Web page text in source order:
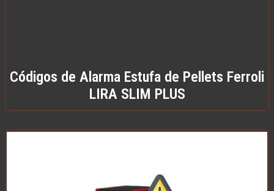
Códigos de Alarma Estufa de Pellets Ferroli
LIRA SLIM PLUS